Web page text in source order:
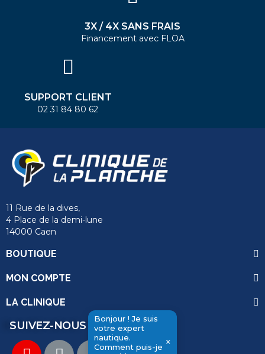
Bonjour ! Je suis
votre expert
nautique.
Comment puis-je ×
3X / 4X SANS FRAIS
Financement avec FLOA
SUPPORT CLIENT
02 31 84 80 62
11 Rue de la dives,
4 Place de la demi-lune
14000 Caen
BOUTIQUE
MON COMPTE
LA CLINIQUE
SUIVEZ-NOUS